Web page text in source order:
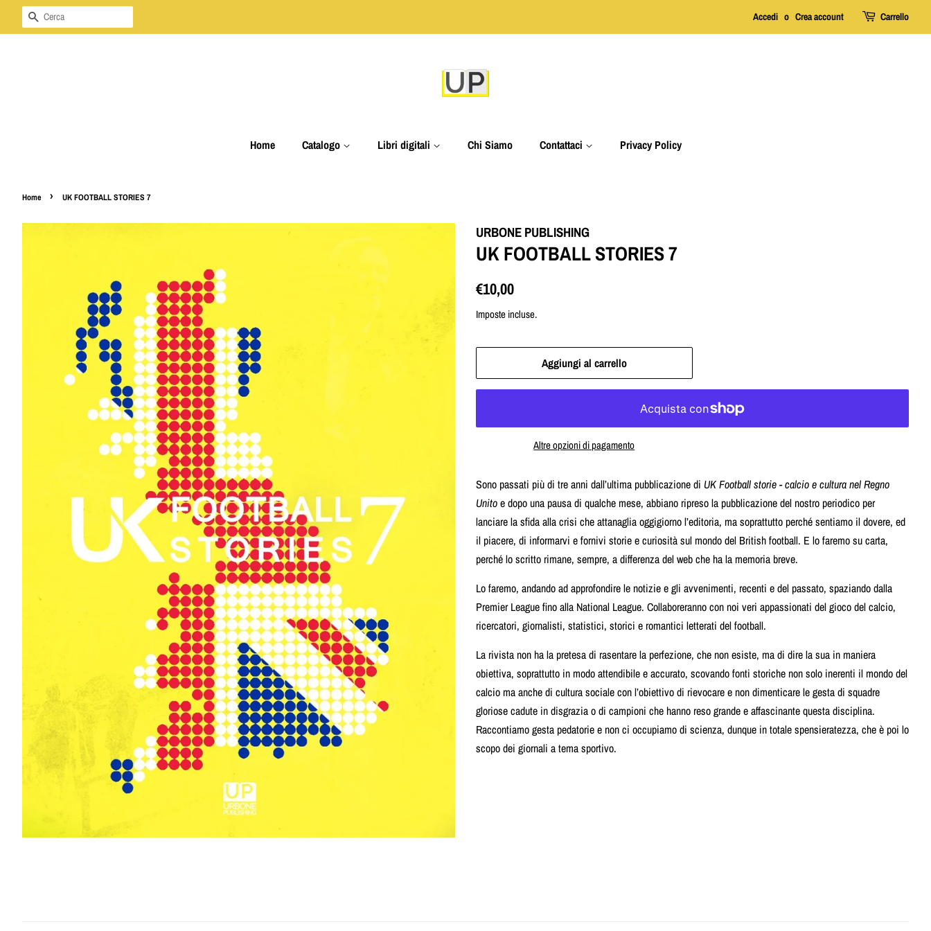
Cerca Accedi o Crea account Carrello
Home Catalogo Libri digitali Chi Siamo Contattaci Privacy Policy
Home › UK FOOTBALL STORIES 7
URBONE PUBLISHING
UK FOOTBALL STORIES 7
Prezzo
listino
€10,00
Imposte incluse.
Aggiungi al carrello
Altre opzioni di pagamento
Sono passati più di tre anni dall’ultima pubblicazione di UK Football storie - calcio e cultura nel Regno
Unitoe dopo una pausa di qualche mese, abbiano ripreso la pubblicazione del nostro periodico per
lanciare la sfida alla crisi che attanaglia oggigiorno l’editoria, ma soprattutto perché sentiamo il dovere, ed
il piacere, di informarvi e fornivi storie e curiosità sul mondo del British football. E lo faremo su carta,
perché lo scritto rimane, sempre, a differenza del web che ha la memoria breve.
Lo faremo, andando ad approfondire le notizie e gli avvenimenti, recenti e del passato, spaziando dalla
Premier League fino alla National League. Collaboreranno con noi veri appassionati del gioco del calcio,
ricercatori, giornalisti, statistici, storici e romantici letterati del football.
La rivista non ha la pretesa di rasentare la perfezione, che non esiste, ma di dire la sua in maniera
obiettiva, soprattutto in modo attendibile e accurato, scovando fonti storiche non solo inerenti il mondo del
calcio ma anche di cultura sociale con l’obiettivo di rievocare e non dimenticare le gesta di squadre
gloriose cadute in disgrazia o di campioni che hanno reso grande e affascinante questa disciplina.
Raccontiamo gesta pedatorie e non ci occupiamo di scienza, dunque in totale spensieratezza, che è poi lo
scopo dei giornali a tema sportivo.